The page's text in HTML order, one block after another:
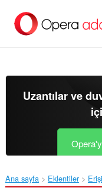
içeriğe
Uzantılar ve
Ana sayfa Eklentiler